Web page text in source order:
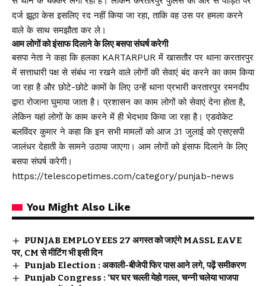
दर्ज झूठा केस इसलिए रद नहीं किया जा रहा, ताकि वह उस पर हमला करने
वाले के साथ समझौता कर ले।
आम लोगों को इंसाफ दिलाने के लिए बसपा संघर्ष करेगी
बसपा नेता ने कहा कि हलका KARTARPUR में खासतौर पर थाना करतारपुर
में सत्ताधारी पक्ष से संबंध ना रखने वाले लोगों की सेवाएं बंद करने का काम किया
जा रहा है और छोटे-छोटे कामों के लिए उन्हें थाना प्रभारी करतारपुर रमनदीप
द्वारा रोजाना घुमाया जाता है। प्रशासन का काम लोगों को सेवाएं देना होता है,
लेकिन यहां लोगों के काम करने में ही भेदभाव किया जा रहा है। एडवोकेट
बलविंदर कुमार ने कहा कि इन सभी मामलों को आज 31 जुलाई को एसएसपी
जालंधर देहाती के सामने उठाया जाएगा। आम लोगों को इंसाफ दिलाने के लिए
बसपा संघर्ष करेगी।
https://telescopetimes.com/category/punjab-news
You Might Also Like
PUNJAB EMPLOYEES 27 अगस्त को जाएंगे MASSL EAVE
पर, CM से मीटिंग भी इसी दिन
Punjab Election : अकाली-बीजेपी फिर पास आने लगे, पढ़ें समीकरण
Punjab Congress : ‘घर घर चल्ली येहो गल्ल, चन्नी चलेया भाजपा